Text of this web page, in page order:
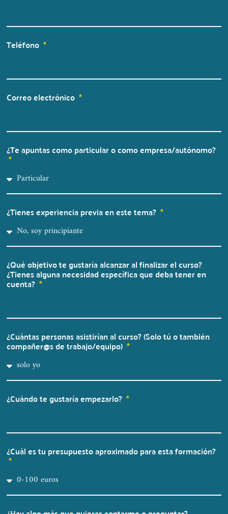
Teléfono
Correo electrónico
¿Te apuntas como particular o como empresa/autónomo?
¿Tienes experiencia previa en este tema?
¿Qué objetivo te gustaría alcanzar al finalizar el curso?
¿Tienes alguna necesidad específica que deba tener en
cuenta?
¿Cuántas personas asistirían al curso? (Solo tú o también
compañer@s de trabajo/equipo)
¿Cuándo te gustaría empezarlo?
¿Cuál es tu presupuesto aproximado para esta formación?